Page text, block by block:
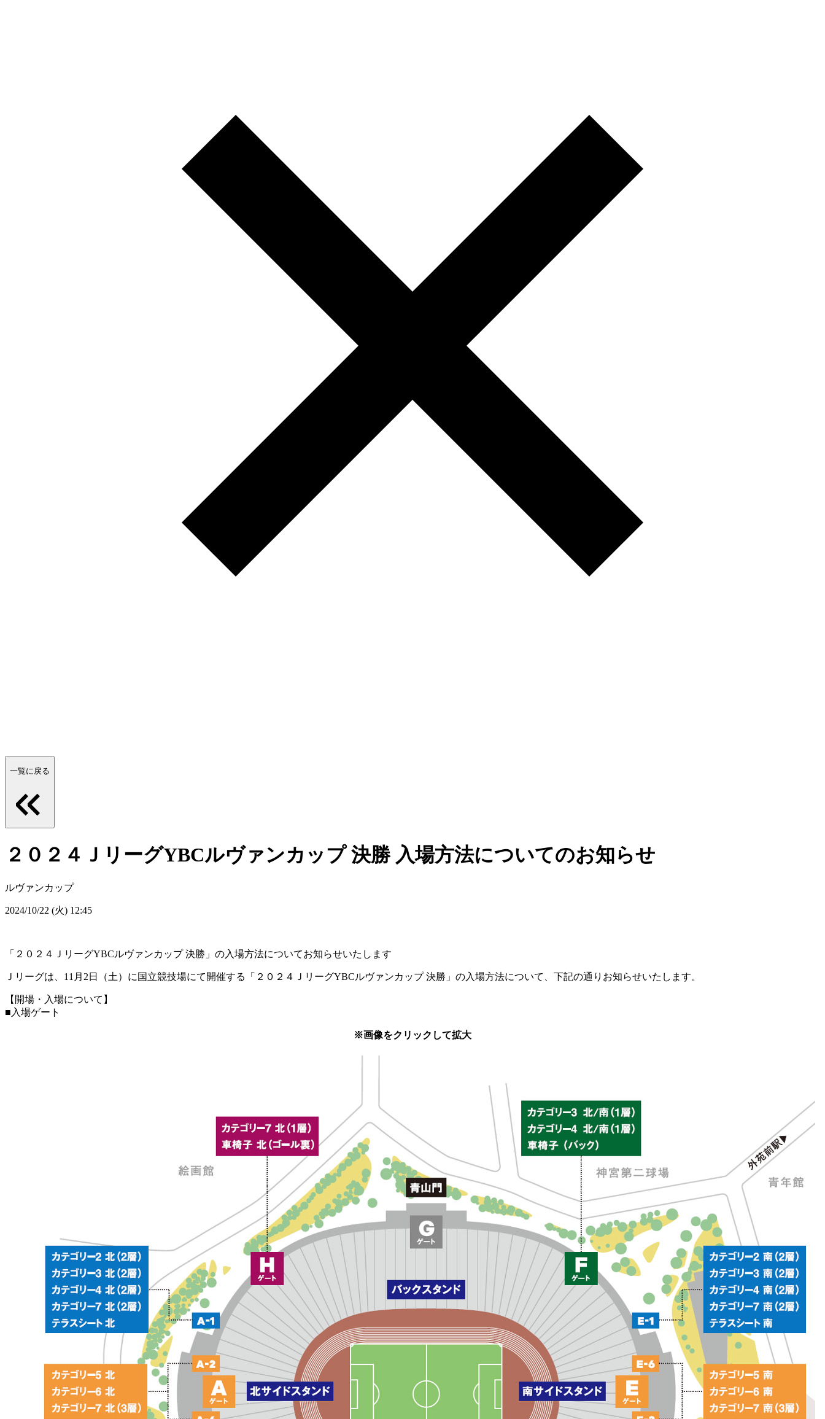
一覧に戻る
２０２４ＪリーグYBCルヴァンカップ 決勝 入場方法についてのお知らせ
ルヴァンカップ
2024/10/22 (火) 12:45
「２０２４ＪリーグYBCルヴァンカップ 決勝」の入場方法についてお知らせいたします
Ｊリーグは、11月2日（土）に国立競技場にて開催する「２０２４ＪリーグYBCルヴァンカップ 決勝」の入場方法について、下記の通りお知らせいたします。
【開場・入場について】
■入場ゲート
※画像をクリックして拡大